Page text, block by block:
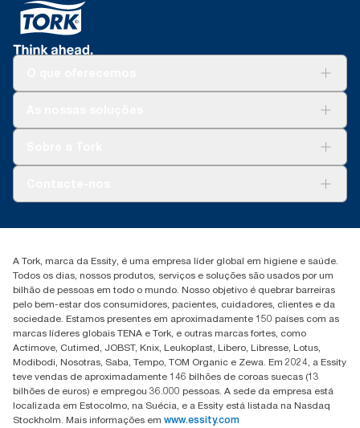
+351 218 985 110
A Tork, marca da Essity, é uma empresa líder global em higiene e saúde.
Todos os dias, nossos produtos, serviços e soluções são usados por um
bilhão de pessoas em todo o mundo. Nosso objetivo é quebrar barreiras
pelo bem-estar dos consumidores, pacientes, cuidadores, clientes e da
sociedade. Estamos presentes em aproximadamente 150 países com as
marcas líderes globais TENA e Tork, e outras marcas fortes, como
Actimove, Cutimed, JOBST, Knix, Leukoplast, Libero, Libresse, Lotus,
Modibodi, Nosotras, Saba, Tempo, TOM Organic e Zewa. Em 2024, a Essity
teve vendas de aproximadamente 146 bilhões de coroas suecas (13
bilhões de euros) e empregou 36.000 pessoas. A sede da empresa está
localizada em Estocolmo, na Suécia, e a Essity está listada na Nasdaq
Stockholm. Mais informações em www.essity.com